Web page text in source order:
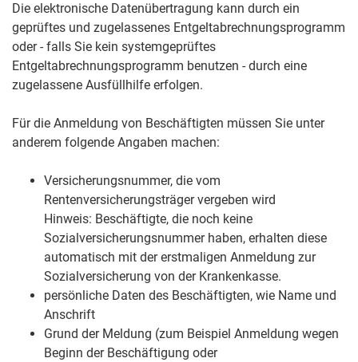
Die elektronische Datenübertragung kann durch ein
geprüftes und zugelassenes Entgeltabrechnungsprogramm
oder - falls Sie kein systemgeprüftes
Entgeltabrechnungsprogramm benutzen - durch eine
zugelassene Ausfüllhilfe erfolgen.
Für die Anmeldung von Beschäftigten müssen Sie unter
anderem folgende Angaben machen:
Versicherungsnummer, die vom
Rentenversicherungsträger vergeben wird
Hinweis: Beschäftigte, die noch keine
Sozialversicherungsnummer haben, erhalten diese
automatisch mit der erstmaligen Anmeldung zur
Sozialversicherung von der Krankenkasse.
persönliche Daten des Beschäftigten, wie Name und
Anschrift
Grund der Meldung (zum Beispiel Anmeldung wegen
Beginn der Beschäftigung oder